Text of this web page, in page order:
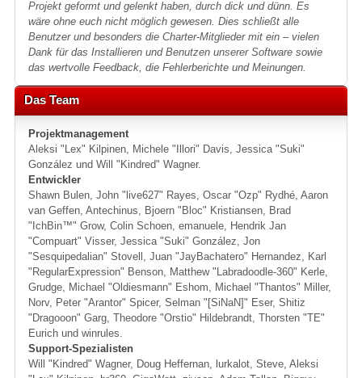
Projekt geformt und gelenkt haben, durch dick und dünn. Es
wäre ohne euch nicht möglich gewesen. Dies schließt alle
Benutzer und besonders die Charter-Mitglieder mit ein – vielen
Dank für das Installieren und Benutzen unserer Software sowie
das wertvolle Feedback, die Fehlerberichte und Meinungen.
Das Team
Projektmanagement
Aleksi "Lex" Kilpinen, Michele "Illori" Davis, Jessica "Suki"
González und Will "Kindred" Wagner.
Entwickler
Shawn Bulen, John "live627" Rayes, Oscar "Ozp" Rydhé, Aaron
van Geffen, Antechinus, Bjoern "Bloc" Kristiansen, Brad
"IchBin™" Grow, Colin Schoen, emanuele, Hendrik Jan
"Compuart" Visser, Jessica "Suki" González, Jon
"Sesquipedalian" Stovell, Juan "JayBachatero" Hernandez, Karl
"RegularExpression" Benson, Matthew "Labradoodle-360" Kerle,
Grudge, Michael "Oldiesmann" Eshom, Michael "Thantos" Miller,
Norv, Peter "Arantor" Spicer, Selman "[SiNaN]" Eser, Shitiz
"Dragooon" Garg, Theodore "Orstio" Hildebrandt, Thorsten "TE"
Eurich und winrules.
Support-Spezialisten
Will "Kindred" Wagner, Doug Heffernan, lurkalot, Steve, Aleksi